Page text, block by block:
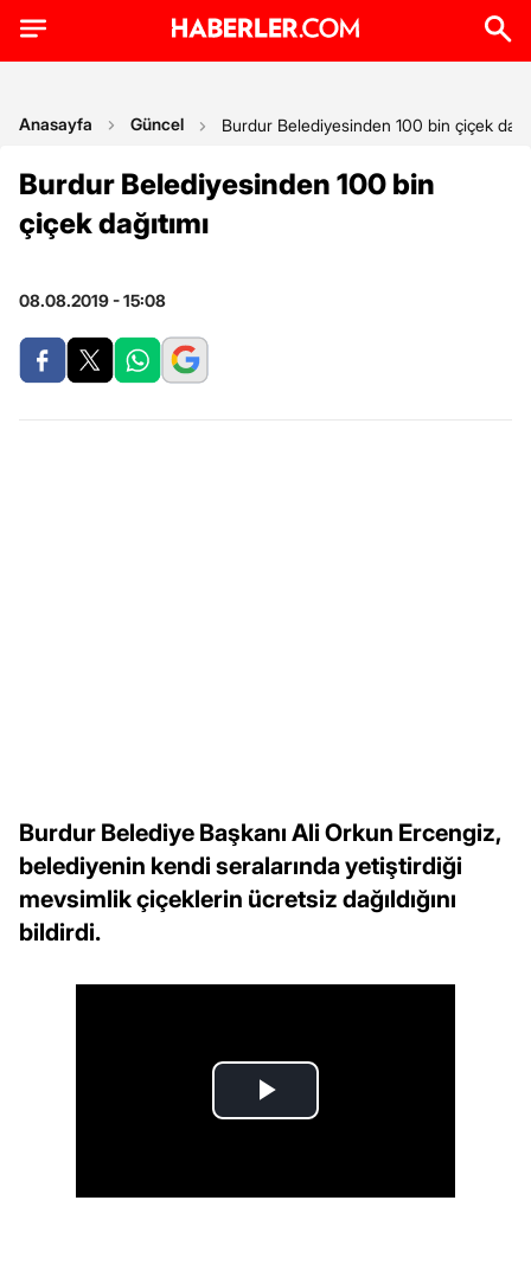
Anasayfa Güncel Burdur Belediyesinden 100 bin çiçek
Burdur Belediyesinden 100 bin
çiçek dağıtımı
08.08.2019 - 15:08
Burdur Belediye Başkanı Ali Orkun Ercengiz,
belediyenin kendi seralarında yetiştirdiği
mevsimlik çiçeklerin ücretsiz dağıldığını
bildirdi.